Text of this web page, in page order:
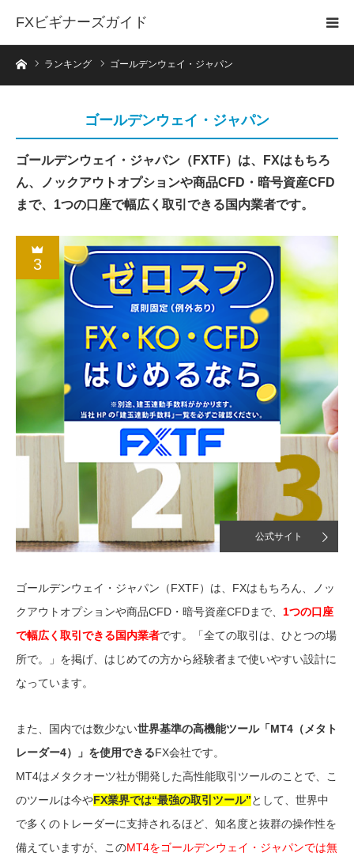
FXビギナーズガイド
ホームランキング ゴールデンウェイ・ジャパン
ゴールデンウェイ・ジャパン
ゴールデンウェイ・ジャパン（FXTF）は、FXはもちろ
ん、ノックアウトオプションや商品CFD・暗号資産CFD
まで、1つの口座で幅広く取引できる国内業者です。
3
公式サイト
ゴールデンウェイ・ジャパン（FXTF）は、FXはもちろん、ノッ
クアウトオプションや商品CFD・暗号資産CFDまで、 1つの口座
で幅広く取引できる国内業者です。「全ての取引は、ひとつの場
所で。」を掲げ、はじめての方から経験者まで使いやすい設計に
なっています。
また、国内では数少ない世界基準の高機能ツール「MT4（メタト
レーダー4）」を使用できるFX会社です。
MT4はメタクオーツ社が開発した高性能取引ツールのことで、こ
のツールは今やFX業界では“最強の取引ツール”として、世界中
で多くのトレーダーに支持されるほど、知名度と抜群の操作性を
備えていますが、このMT4をゴールデンウェイ・ジャパンでは無